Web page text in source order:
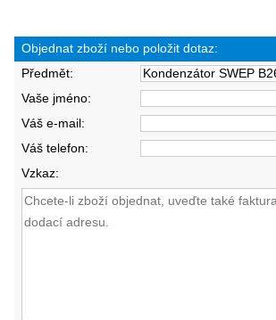
Objednat zboží nebo položit dotaz:
Předmět:
Vaše jméno:
Váš e-mail:
Váš telefon:
Vzkaz: